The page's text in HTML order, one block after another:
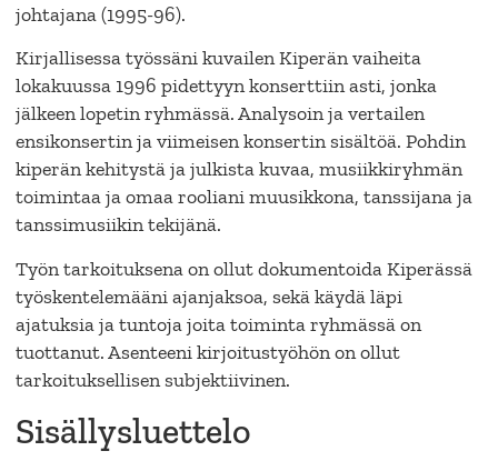
johtajana (1995-96).
Kirjallisessa työssäni kuvailen Kiperän vaiheita
lokakuussa 1996 pidettyyn konserttiin asti, jonka
jälkeen lopetin ryhmässä. Analysoin ja vertailen
ensikonsertin ja viimeisen konsertin sisältöä. Pohdin
kiperän kehitystä ja julkista kuvaa, musiikkiryhmän
toimintaa ja omaa rooliani muusikkona, tanssijana ja
tanssimusiikin tekijänä.
Työn tarkoituksena on ollut dokumentoida Kiperässä
työskentelemääni ajanjaksoa, sekä käydä läpi
ajatuksia ja tuntoja joita toiminta ryhmässä on
tuottanut. Asenteeni kirjoitustyöhön on ollut
tarkoituksellisen subjektiivinen.
Sisällysluettelo